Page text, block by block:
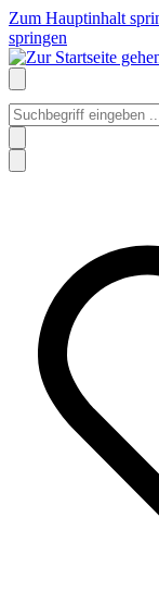
Zum Hauptinhalt
springen